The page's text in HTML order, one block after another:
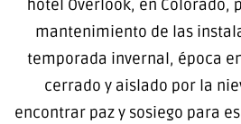
hotel Overlook, en Colorado,
mantenimiento de las
temporada invernal, época
cerrado y aislado por la
encontrar paz y sosiego para